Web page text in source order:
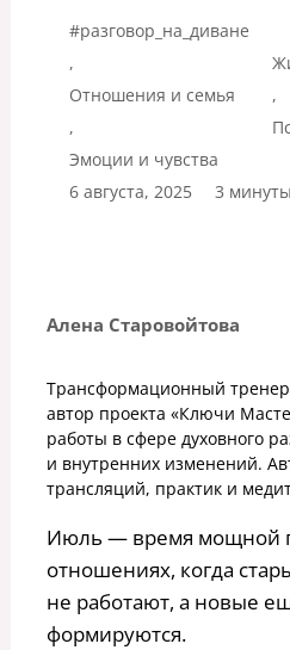
#разговор_на_диване
,
Отношения и семья
,
Эмоции и чувства
,
6 августа, 2025 3
Алена Старовойтова
Трансформационный
автор проекта «Ключи
работы в сфере духовного
и внутренних изменений.
трансляций, практик и
Июль — время мощной
отношениях, когда
не работают, а новые
формируются.